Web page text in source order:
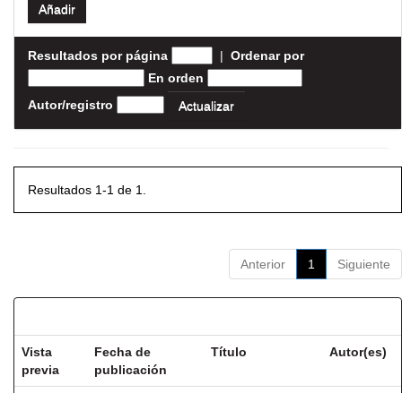
Resultados por página | Ordenar por
En orden
Autor/registro
Resultados 1-1 de 1.
Anterior 1 Siguiente
Vista
previa
Fecha de
publicación
Título Autor(es)